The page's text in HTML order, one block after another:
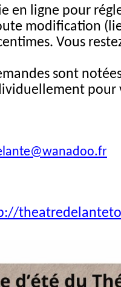
en ligne pour
modification
Vous
sont
pour